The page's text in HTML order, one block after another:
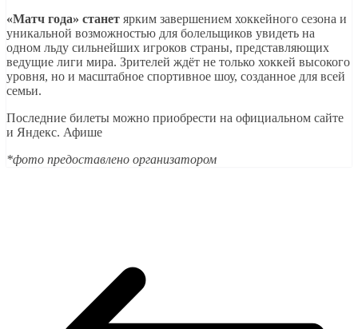
«Матч года» станет ярким завершением хоккейного сезона и
уникальной возможностью для болельщиков увидеть на
одном льду сильнейших игроков страны, представляющих
ведущие лиги мира. Зрителей ждёт не только хоккей высокого
уровня, но и масштабное спортивное шоу, созданное для всей
семьи.
Последние билеты можно приобрести на официальном сайте
и Яндекс. Афише
*фото предоставлено организатором